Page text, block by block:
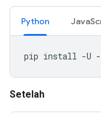
Python
pip install -U
Setelah